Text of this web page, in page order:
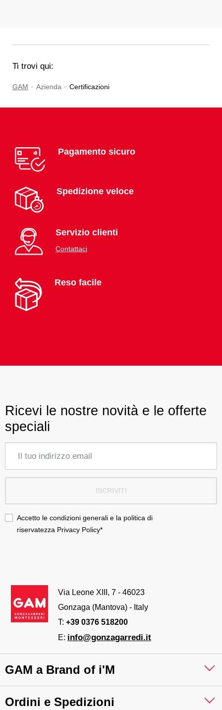
Ti trovi qui:
GAM - Azienda - Certificazioni
Pagamento sicuro
Spedizione veloce
Servizio clienti
Contattaci
Reso facile
Ricevi le nostre novità e le offerte
speciali
ISCRIVITI
Accetto le condizioni generali e la politica di
riservatezza Privacy Policy*
Via Leone XIII, 7 - 46023
Gonzaga (Mantova) - Italy
T: +39 0376 518200
E: info@gonzagarredi.it
GAM a Brand of i'M
Ordini e Spedizioni